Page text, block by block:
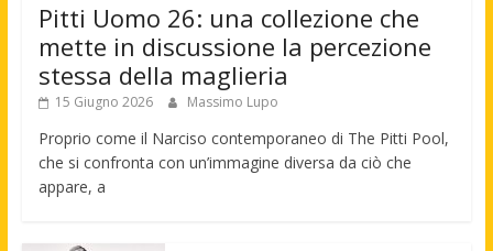
Pitti Uomo 26: una collezione che
mette in discussione la percezione
stessa della maglieria
15 Giugno 2026 Massimo Lupo
Proprio come il Narciso contemporaneo di The Pitti Pool,
che si confronta con un’immagine diversa da ciò che
appare, a